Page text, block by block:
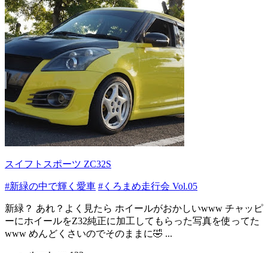
スイフトスポーツ ZC32S
#新緑の中で輝く愛車 #くろまめ走行会 Vol.05
新緑？ あれ？よく見たら ホイールがおかしいwww チャッピ
ーにホイールをZ32純正に加工してもらった写真を使ってた
www めんどくさいのでそのままに🤣 ...